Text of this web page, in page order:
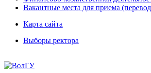
Вакантные места для приема
Карта сайта
Выборы ректора